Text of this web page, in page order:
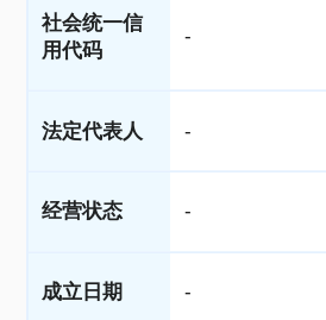
社会统一信
用代码
-
法定代表人 -
经营状态 -
成立日期 -